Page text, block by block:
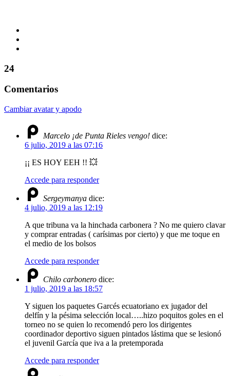
24
Comentarios
Cambiar avatar y apodo
Marcelo ¡de Punta Rieles vengo! dice:
6 julio, 2019 a las 07:16
¡¡ ES HOY EEH !! 💥
Accede para responder
Sergeymanya dice:
4 julio, 2019 a las 12:19
A que tribuna va la hinchada carbonera ? No me quiero clavar
y comprar entradas ( carísimas por cierto) y que me toque en
el medio de los bolsos
Accede para responder
Chilo carbonero dice:
1 julio, 2019 a las 18:57
Y siguen los paquetes Garcés ecuatoriano ex jugador del
delfín y la pésima selección local…..hizo poquitos goles en el
torneo no se quien lo recomendó pero los dirigentes
coordinador deportivo siguen pintados lástima que se lesionó
el juvenil García que iva a la pretemporada
Accede para responder